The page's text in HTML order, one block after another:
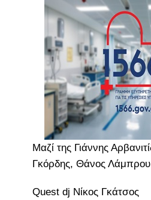
Μαζί της Γιάννης
Γκόρδης, Θάνος
Quest dj Νίκος Γκάτσος